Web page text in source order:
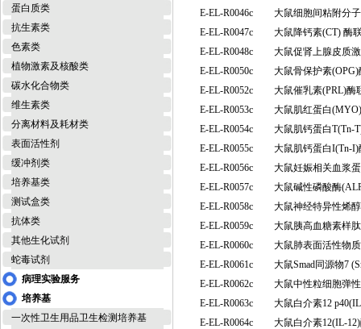
蛋白质类
抗生素类
色素类
植物激素及核酸类
碳水化合物类
维生素类
分离材料及耗材类
表面活性剂
缓冲剂类
培养基类
测试盒类
抗体类
其他生化试剂
蛇毒试剂
病理实验服务
培养基
一次性卫生用品卫生检测培养基
E-EL-R0046c
大鼠细胞间粘附分
E-EL-R0047c
大鼠降钙素(CT) 酶
E-EL-R0048c
大鼠促肾上腺皮质
E-EL-R0050c
大鼠骨保护素
E-EL-R0052c
大鼠催乳素(PRL)酶
E-EL-R0053c
大鼠肌红蛋白
E-EL-R0054c
大鼠肌钙蛋白T(Tn-
E-EL-R0055c
大鼠肌钙蛋白I(Tn-
E-EL-R0056c
大鼠妊娠相关血浆
E-EL-R0057c
大鼠碱性磷酸酶
E-EL-R0058c
大鼠神经特异性烯
E-EL-R0059c
大鼠胰高血糖素样
E-EL-R0060c
大鼠肺表面活性物
E-EL-R0061c
大鼠Smad同源物7
E-EL-R0062c
大鼠中性粒细胞弹
E-EL-R0063c
大鼠白介素12
E-EL-R0064c
大鼠白介素12(IL-